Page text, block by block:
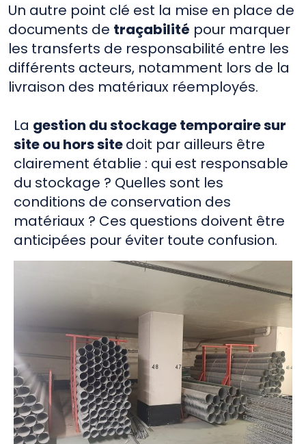
Un autre point clé est la mise en place de
documents de traçabilité pour marquer
les transferts de responsabilité entre les
différents acteurs, notamment lors de la
livraison des matériaux réemployés.
La gestion du stockage temporaire sur
site ou hors sitedoit par ailleurs être
clairement établie : qui est responsable
du stockage ? Quelles sont les
conditions de conservation des
matériaux ? Ces questions doivent être
anticipées pour éviter toute confusion.